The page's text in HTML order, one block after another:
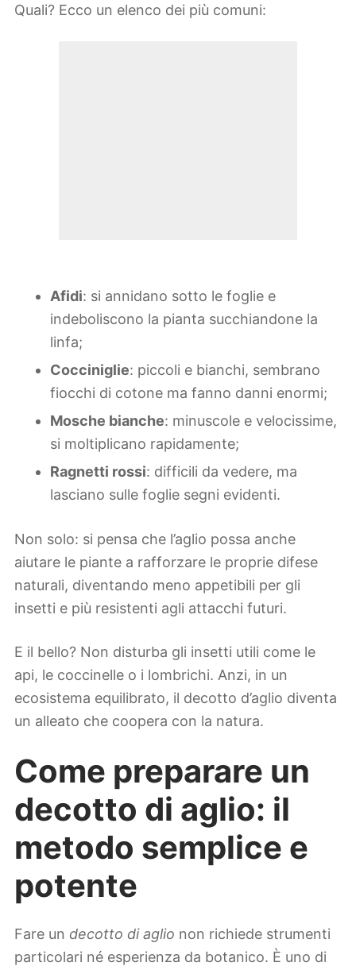
Quali? Ecco un elenco dei più comuni:
Afidi: si annidano sotto le foglie e
indeboliscono la pianta succhiandone la
linfa;
Cocciniglie: piccoli e bianchi, sembrano
fiocchi di cotone ma fanno danni enormi;
Mosche bianche: minuscole e velocissime,
si moltiplicano rapidamente;
Ragnetti rossi: difficili da vedere, ma
lasciano sulle foglie segni evidenti.
Non solo: si pensa che l’aglio possa anche
aiutare le piante a rafforzare le proprie difese
naturali, diventando meno appetibili per gli
insetti e più resistenti agli attacchi futuri.
E il bello? Non disturba gli insetti utili come le
api, le coccinelle o i lombrichi. Anzi, in un
ecosistema equilibrato, il decotto d’aglio diventa
un alleato che coopera con la natura.
Come preparare un
decotto di aglio: il
metodo semplice e
potente
Fare un decotto di aglio non richiede strumenti
particolari né esperienza da botanico. È uno di